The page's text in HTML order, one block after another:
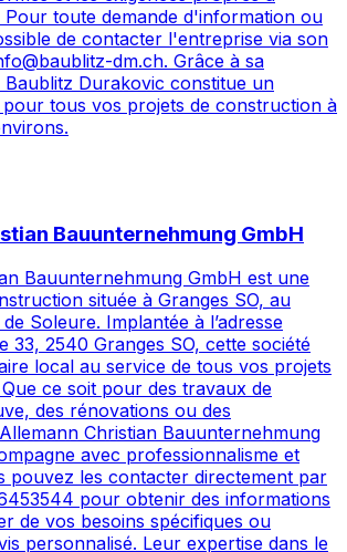
Pour toute demande d'information ou
de contacter l'entreprise via son
dm.ch. Grâce à sa
Durakovic constitue un
tous vos projets de construction à
Bauunternehmung GmbH
Bauunternehmung GmbH est une
située à Granges SO, au
Soleure. Implantée à l’adresse
33, 2540 Granges SO, cette société
local au service de tous vos projets
ce soit pour des travaux de
des rénovations ou des
Christian Bauunternehmung
avec professionnalisme et
pouvez les contacter directement par
pour obtenir des informations
de vos besoins spécifiques ou
personnalisé. Leur expertise dans le